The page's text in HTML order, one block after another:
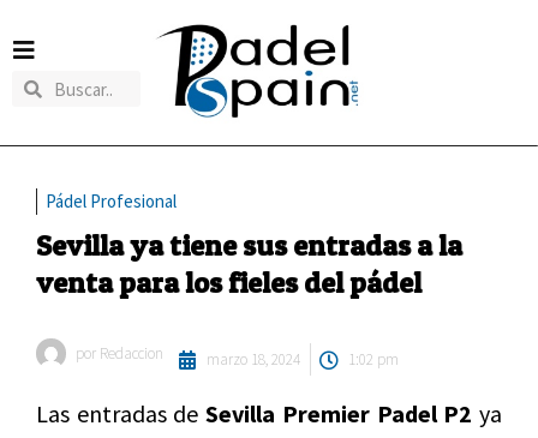
Pádel Profesional
Sevilla ya tiene sus entradas a la
venta para los fieles del pádel
por Redaccion marzo 18, 2024 1:02 pm
Las entradas deSevilla Premier Padel P2 ya